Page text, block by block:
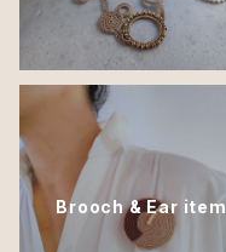
Brooch & Ear item